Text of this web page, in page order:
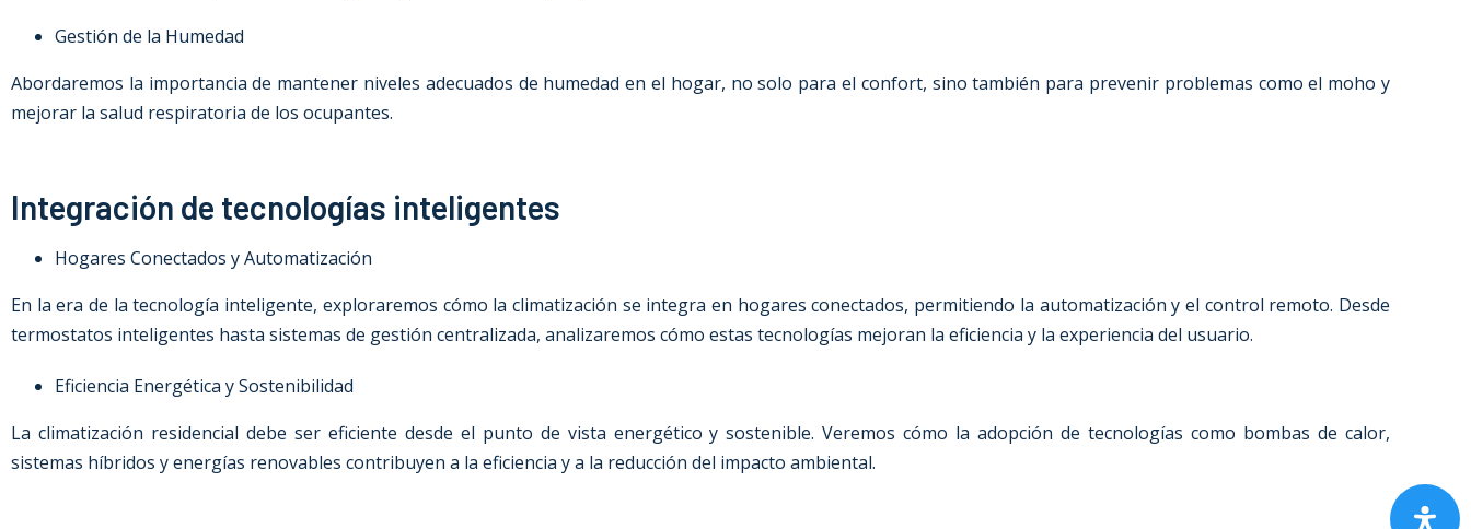
Gestión de la Humedad
Abordaremos la importancia de mantener niveles adecuados de humedad en el hogar, no solo para el confort, sino también para prevenir problemas como el moho y
mejorar la salud respiratoria de los ocupantes.
Integración de tecnologías inteligentes
Hogares Conectados y Automatización
En la era de la tecnología inteligente, exploraremos cómo la climatización se integra en hogares conectados, permitiendo la automatización y el control remoto. Desde
termostatos inteligentes hasta sistemas de gestión centralizada, analizaremos cómo estas tecnologías mejoran la eficiencia y la experiencia del usuario.
Eficiencia Energética y Sostenibilidad
La climatización residencial debe ser eficiente desde el punto de vista energético y sostenible. Veremos cómo la adopción de tecnologías como bombas de calor,
sistemas híbridos y energías renovables contribuyen a la eficiencia y a la reducción del impacto ambiental.